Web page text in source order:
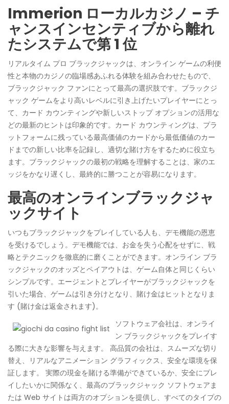
Immerion ローカルカジノ – チ
ャンスインセンティブから離れ
たシステムで第 1 位
リアルタイム プロ ブラックジャックは、オンライン ゲームの利便
性と本物のカジノの臨場感あふれる体験を組み合わせたもので、
ブラックジャック ファンにとって最高の選択肢です。ブラックジ
ャック ゲームをより高いレベルに引き上げたいプレイヤーにとっ
て、カード カウンティングや新しいストップ オプションの活用な
どの最新のヒントは印象的です。カード カウンティングは、プラ
ットフォームに残っている最高価値のカードから最低価値のカー
ドまでの新しい比率を記録し、適切な賭け方をするために役立ち
ます。ブラックジャックの最初の戦略を理解することは、家のエ
ッジをかなり遅くし、最終的に勝つことが容易になります。
最高のオンラインブラックジャ
ックサイト
いつもブラックジャックをプレイしている人も、デモ機能の恩恵
を受けるでしょう。デモ機能では、お金を失う心配をせずに、戦
略とテクニックを徹底的に磨くことができます。オンライン ブラ
ックジャックのオッズとペイアウトは、ゲーム自体と同じくらい
シンプルです。エージェントとプレイヤーがブラックジャックを
引いた場合、ゲームは引き分けとなり、賭け金はヒットとなりま
す (賭け金は返金されます)。
ソフトウェア会社は、オンライ
ン ブラックジャックをプレイす
る際に大きな影響を与えます。 高品質の会社は、スムーズな切り
替え、リアルなアニメーション グラフィックス、安全な環境を保
証します。 実際の現金を賭ける準備ができているか、安全にプレ
イしたいかに関係なく、最高のブラックジャック ソフトウェアま
たは Web サイトは両方のオプションを提供し、すべてのタイプの